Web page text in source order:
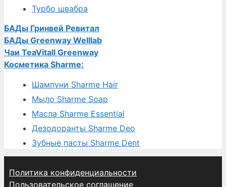
Турбо швабра
БАДы Гринвей Ревитал
БАДы Greenway Welllab
Чаи TeaVitall Greenway
Косметика Sharme:
Шампуни Sharme Hair
Мыло Sharme Soap
Масла Sharme Essential
Дезодоранты Sharme Deo
Зубные пасты Sharme Dent
Политика конфиденциальности
Пользовательское соглашение